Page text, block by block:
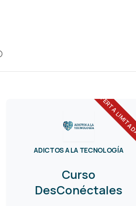
OFERTA
ADICTOS A LA TECNOLOGÍA
Curso
DesConéctales